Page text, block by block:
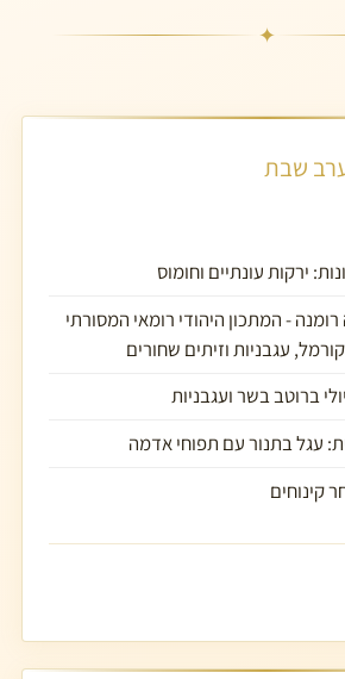
✦
שבת
ירקות עונתיים וחומוס
- המתכון היהודי רומאי המסורתי
עגבניות וזיתים שחורים
ברוטב בשר ועגבניות
עגל בתנור עם תפוחי אדמה
קינוחים